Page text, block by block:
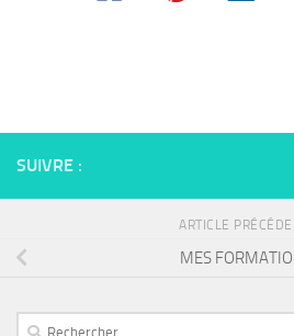
SUIVRE :
ARTICLE
MES
Rechercher :